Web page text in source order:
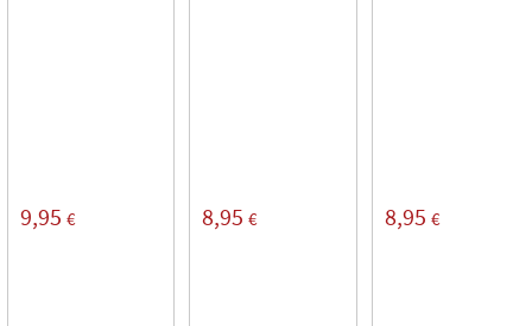
9,95 € 8,95 € 8,95 €